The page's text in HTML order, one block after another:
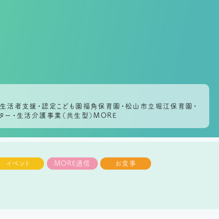
者支援・認定こども園福角保育園・松山市立堀江保育園・
ー・生活介護事業（共生型）MORE
イベント MORE通信 お食事